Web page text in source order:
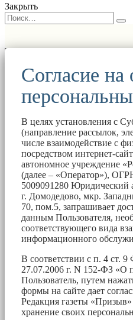
Закрыть
Согласие на
В целях установления с
(направление рассылок,
числе взаимодействие с
посредством интернет-
автономное учреждение
(далее – «Оператор»),
5009091280 Юридический
г. Домодедово, мкр.
70, пом.5, запрашивает
данным Пользователя,
соответствующего вида
информационного
В соответствии с п. 4 ст. 9
27.07.2006 г. N 152-ФЗ «О
Пользователь, путем
формы на сайте дает
Редакция газеты
хранение своих